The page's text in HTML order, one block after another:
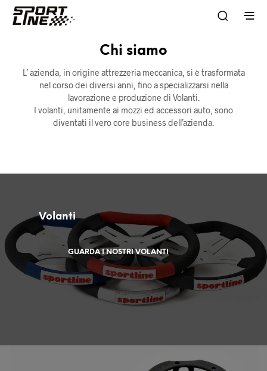
Chi siamo
L’ azienda, in origine attrezzeria meccanica, si è trasformata
nel corso dei diversi anni, fino a specializzarsi nella
lavorazione e produzione di Volanti.
I volanti, unitamente ai mozzi ed accessori auto, sono
diventati il vero core business dell’azienda.
Volanti
GUARDA I NOSTRI VOLANTI